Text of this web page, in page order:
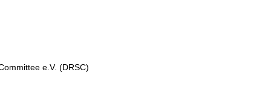
e.V. (DRSC)